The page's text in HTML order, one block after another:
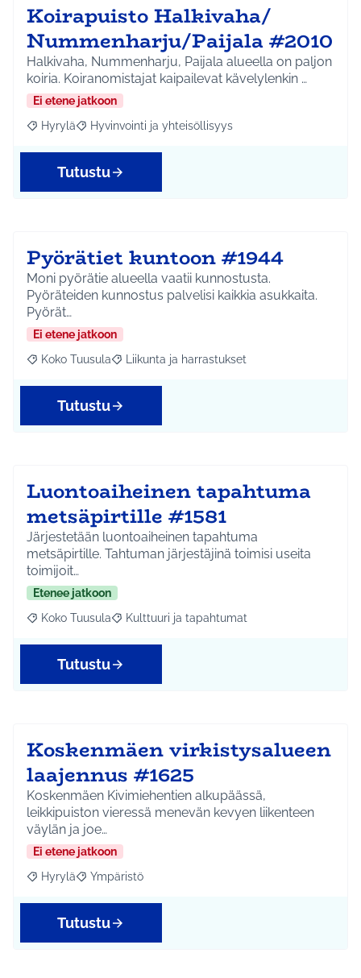
Koirapuisto Halkivaha/
Nummenharju/Paijala #2010
Halkivaha, Nummenharju, Paijala alueella on paljon
koiria. Koiranomistajat kaipailevat kävelylenkin …
Ei etene jatkoon
Rajaa tulokset aihepiirin mukaan: Hyrylä
Hyrylä Rajaa tulokset teeman mukaan: Hyvinvointi ja
Hyvinvointi ja yhteisöllisyys
Tutustu
Pyörätiet kuntoon #1944
Moni pyörätie alueella vaatii kunnostusta.
Pyöräteiden kunnostus palvelisi kaikkia asukkaita.
Pyörät…
Ei etene jatkoon
Rajaa tulokset aihepiirin mukaan: Koko Tuusula
Koko Tuusula Rajaa tulokset teeman mukaan: Liikunta ja
Liikunta ja harrastukset
Tutustu
Luontoaiheinen tapahtuma
metsäpirtille #1581
Järjestetään luontoaiheinen tapahtuma
metsäpirtille. Tahtuman järjestäjinä toimisi useita
toimijoit…
Etenee jatkoon
Rajaa tulokset aihepiirin mukaan: Koko Tuusula
Koko Tuusula Rajaa tulokset teeman mukaan: Kulttuuri ja
Kulttuuri ja tapahtumat
Tutustu
Koskenmäen virkistysalueen
laajennus #1625
Koskenmäen Kivimiehentien alkupäässä,
leikkipuiston vieressä menevän kevyen liikenteen
väylän ja joe…
Ei etene jatkoon
Rajaa tulokset aihepiirin mukaan: Hyrylä
Hyrylä Rajaa tulokset teeman mukaan: Ympäristö
Ympäristö
Tutustu